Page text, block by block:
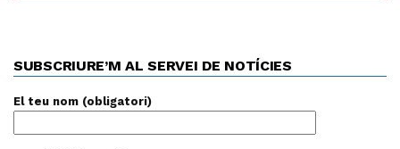
SUBSCRIURE’M AL SERVEI DE NOTÍCIES
El teu nom (obligatori)